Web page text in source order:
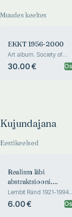
Muudes keeltes
EKKT 1956-2000
Art album. Society of
Estonian Artists in
30.00 €
Kujundajana
Eestikeelsed
Realism läbi
abstraktsiooni.
Realism through
abstractions
Lembit Ränd 1921-1994.
Kogutud tööd.
works of Lembit Ränd
6.00 €